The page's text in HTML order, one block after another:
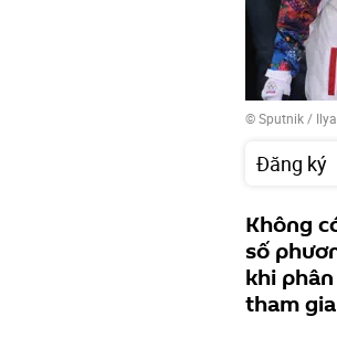
© Sputnik /
Đăng ký
Không
số
khi
tham